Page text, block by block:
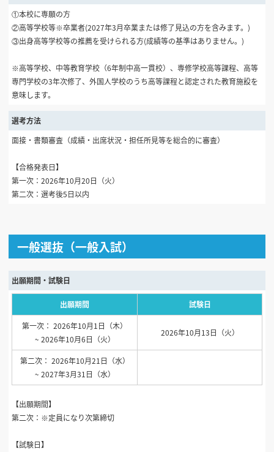
①本校に専願の方
②高等学校等※卒業者(2027年3月卒業または修了見込の方を含みます。)
③出身高等学校等の推薦を受けられる方(成績等の基準はありません。)
※高等学校、中等教育学校（6年制中高一貫校）、専修学校高等課程、高等
専門学校の3年次修了、外国人学校のうち高等課程と認定された教育施設を
意味します。
選考方法
面接・書類審査（成績・出席状況・担任所見等を総合的に審査）
【合格発表日】
第一次：2026年10月20日（火）
第二次：選考後5日以内
一般選抜（一般入試）
出願期間・試験日
出願期間 試験日
第一次： 2026年10月1日（木）
~ 2026年10月6日（火）
2026年10月13日（火）
第二次： 2026年10月21日（水）
~ 2027年3月31日（水）
【出願期間】
第二次：※定員になり次第締切
【試験日】